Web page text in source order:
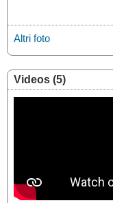
Altri foto
Videos (5)